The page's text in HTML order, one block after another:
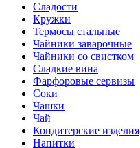
Сладости
Кружки
Термосы стальные
Чайники заварочные
Чайники со свистком
Сладкие вина
Фарфоровые сервизы
Соки
Чашки
Чай
Кондитерские изделия
Напитки